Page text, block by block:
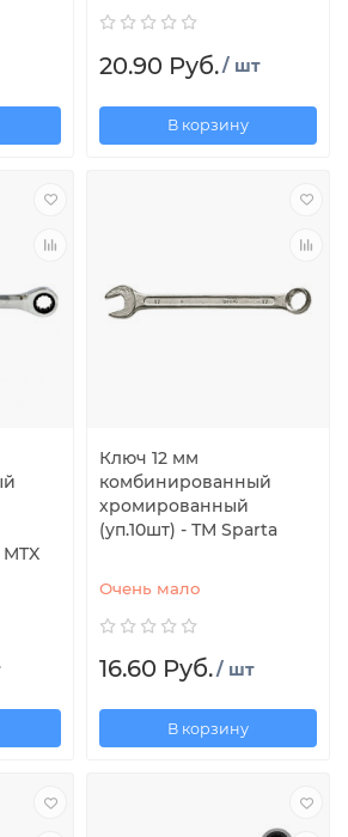
20.90 Руб./ шт
В корзину
Ключ 12 мм
комбинированный
хромированный
(уп.10шт) - ТМ Sparta
Очень мало
16.60 Руб./ шт
В корзину